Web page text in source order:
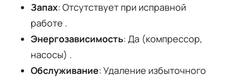
Запах: Отсутствует при исправной
работе .
Энергозависимость: Да (компрессор,
насосы) .
Обслуживание: Удаление избыточного